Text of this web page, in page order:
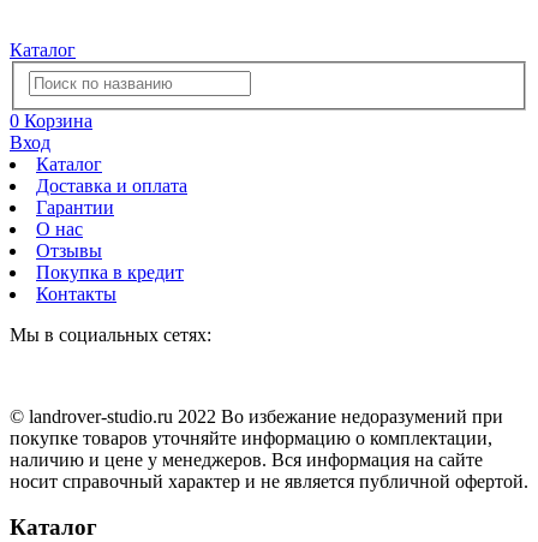
Каталог
0 Корзина
Вход
Каталог
Доставка и оплата
Гарантии
О нас
Отзывы
Покупка в кредит
Контакты
Мы в социальных сетях:
© landrover-studio.ru 2022 Во избежание недоразумений при
покупке товаров уточняйте информацию о комплектации,
наличию и цене у менеджеров. Вся информация на сайте
носит справочный характер и не является публичной офертой.
Каталог